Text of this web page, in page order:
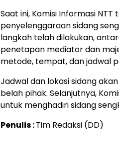
Saat ini, Komisi Informasi
penyelenggaraan sidang
langkah telah dilakukan,
penetapan mediator dan
metode, tempat, dan jadwal
Jadwal dan lokasi sidang
belah pihak. Selanjutnya,
untuk menghadiri sidang
Penulis :Tim Redaksi (DD)